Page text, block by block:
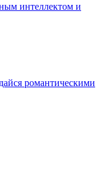
интеллектом и
романтическими